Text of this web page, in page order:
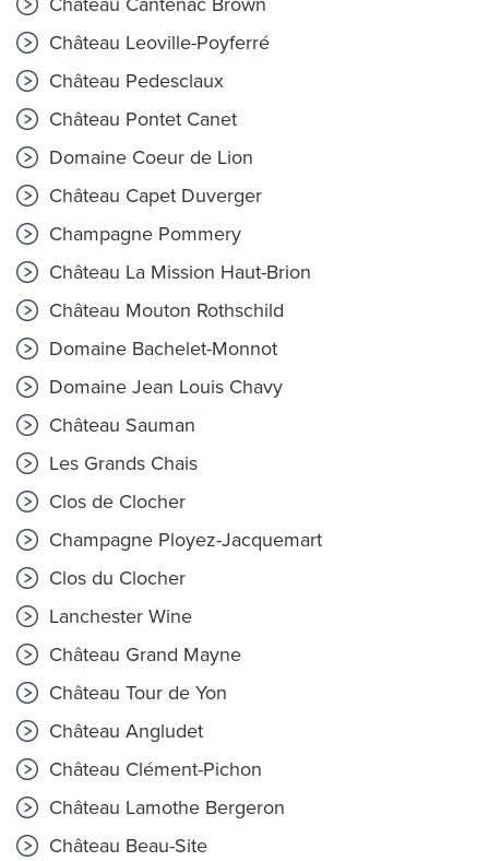
Château Leoville-Poyferré
Château Pedesclaux
Château Pontet Canet
Domaine Coeur de Lion
Château Capet Duverger
Champagne Pommery
Château La Mission Haut-Brion
Château Mouton Rothschild
Domaine Bachelet-Monnot
Domaine Jean Louis Chavy
Château Sauman
Les Grands Chais
Clos de Clocher
Champagne Ployez-Jacquemart
Clos du Clocher
Lanchester Wine
Château Grand Mayne
Château Tour de Yon
Château Angludet
Château Clément-Pichon
Château Lamothe Bergeron
Château Beau-Site